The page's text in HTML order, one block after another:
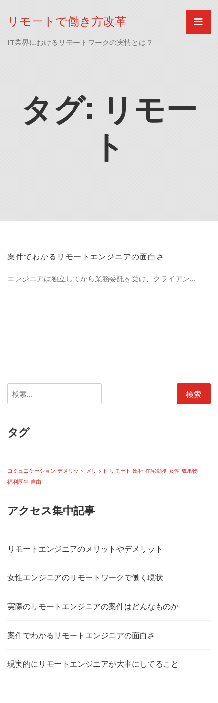
content
リモートで働き方改革
IT業界におけるリモートワークの実情とは？
タグ: リモー
ト
案件でわかるリモートエンジニアの面白さ
エンジニアは独立してから業務委託を受け、クライアン…
検
索:
タグ
コミュニケーション デメリット メリット リモート 出社 在宅勤務 女性 成果物
福利厚生 自由
アクセス集中記事
リモートエンジニアのメリットやデメリット
女性エンジニアのリモートワークで働く現状
実際のリモートエンジニアの案件はどんなものか
案件でわかるリモートエンジニアの面白さ
現実的にリモートエンジニアが大事にしてること